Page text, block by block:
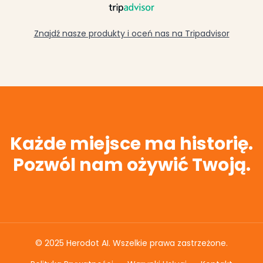
Znajdź nasze produkty i oceń nas na Tripadvisor
Każde miejsce ma historię.
Pozwól nam ożywić Twoją.
© 2025 Herodot AI. Wszelkie prawa zastrzeżone.